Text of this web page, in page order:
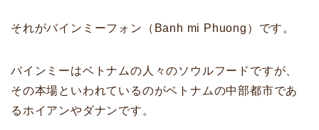
それがバインミーフォン（Banh mi Phuong）です。
バインミーはベトナムの人々のソウルフードですが、
その本場といわれているのがベトナムの中部都市であ
るホイアンやダナンです。